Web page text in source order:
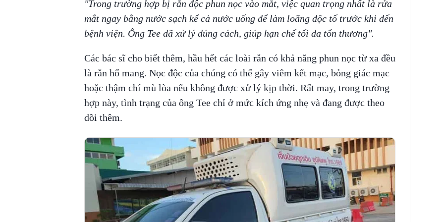
"Trong trường hợp bị rắn độc phun nọc vào mắt, việc quan trọng nhất là rửa
mắt ngay bằng nước sạch kể cả nước uống để làm loãng độc tố trước khi đến
bệnh viện. Ông Tee đã xử lý đúng cách, giúp hạn chế tối đa tổn thương".
Các bác sĩ cho biết thêm, hầu hết các loài rắn có khả năng phun nọc từ xa đều
là rắn hổ mang. Nọc độc của chúng có thể gây viêm kết mạc, bỏng giác mạc
hoặc thậm chí mù lòa nếu không được xử lý kịp thời. Rất may, trong trường
hợp này, tình trạng của ông Tee chỉ ở mức kích ứng nhẹ và đang được theo
dõi thêm.